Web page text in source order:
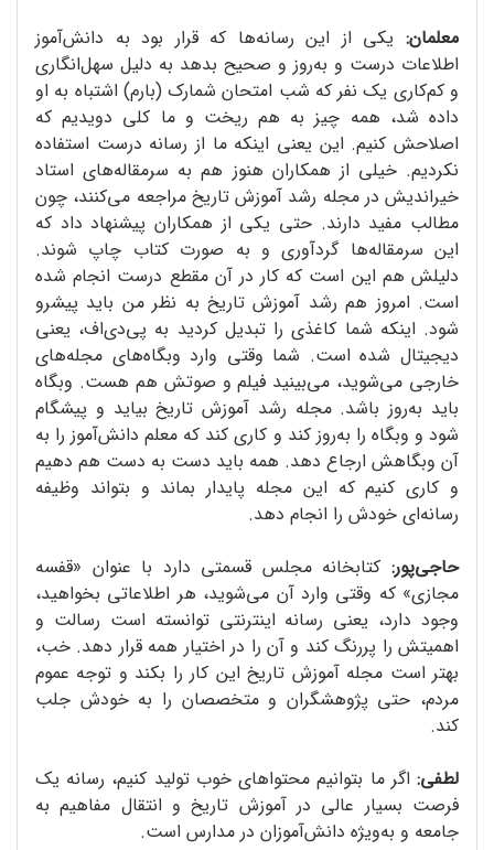
معلمان: یکی از این رسانه‌ها که قرار بود به دانش‌آموز
اطلاعات درست و به‌روز و صحیح بدهد به دلیل سهل‌انگاری
و کم‌کاری یک نفر که شب امتحان شمارک (بارم) اشتباه به او
داده شد، همه چیز به هم ریخت و ما کلی دویدیم که
اصلاحش کنیم. این یعنی اینکه ما از رسانه درست استفاده
نکردیم. خیلی از همکاران هنوز هم به سرمقاله‌های استاد
خیراندیش در مجله رشد آموزش تاریخ مراجعه می‌کنند، چون
مطالب مفید دارند. حتی یکی از همکاران پیشنهاد داد که
این سرمقاله‌ها گردآوری و به صورت کتاب چاپ شوند.
دلیلش هم این است که کار در آن مقطع درست انجام شده
است. امروز هم رشد آموزش تاریخ به نظر من باید پیشرو
شود. اینکه شما کاغذی را تبدیل کردید به پی‌دی‌اف، یعنی
دیجیتال شده است. شما وقتی وارد وبگاه‌های مجله‌های
خارجی می‌شوید، می‌بینید فیلم و صوتش هم هست. وبگاه
باید به‌روز باشد. مجله رشد آموزش تاریخ بیاید و پیشگام
شود و وبگاه را به‌روز کند و کاری کند که معلم دانش‌آموز را به
آن وبگاهش ارجاع دهد. همه باید دست به دست هم دهیم
و کاری کنیم که این مجله پایدار بماند و بتواند وظیفه
رسانه‌ای خودش را انجام دهد.
حاجی‌پور: کتابخانه مجلس قسمتی دارد با عنوان «قفسه
مجازی» که وقتی وارد آن می‌شوید، هر اطلاعاتی بخواهید،
وجود دارد، یعنی رسانه اینترنتی توانسته است رسالت و
اهمیتش را پررنگ کند و آن را در اختیار همه قرار دهد. خب،
بهتر است مجله آموزش تاریخ این کار را بکند و توجه عموم
مردم، حتی پژوهشگران و متخصصان را به خودش جلب
کند.
لطفی: اگر ما بتوانیم محتواهای خوب تولید کنیم، رسانه یک
فرصت بسیار عالی در آموزش تاریخ و انتقال مفاهیم به
جامعه و به‌ویژه دانش‌آموزان در مدارس است.